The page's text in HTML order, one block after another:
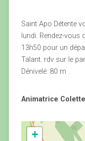
Saint Apo Détente
lundi. Rendez-
13h50 pour un
Talant. rdv sur le
Dénivelé: 80 m .
Animatrice
+